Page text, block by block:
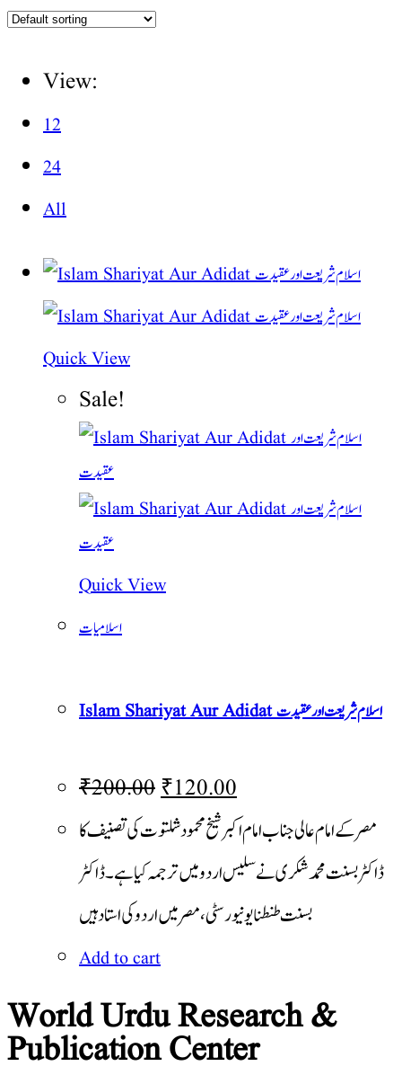
View:
12
24
All
Quick View
Sale!
Quick View
اسلامیات
Islam Shariyat Aur Adidat اسلام شریعت اور عقیدت
₹200.00₹120.00
مصر کے امام عالی جناب امام اکبر شیخ محمود شلتوت کی تصنیف کا
ڈاکٹر بسنت محمد شکری نے سلیس اردو میں ترجمہ کیا ہے۔ ڈاکٹر
بسنت طنطنا یونیورسٹی، مصر میں اردو کی استاد ہیں
Add to cart
World Urdu Research &
Publication Center